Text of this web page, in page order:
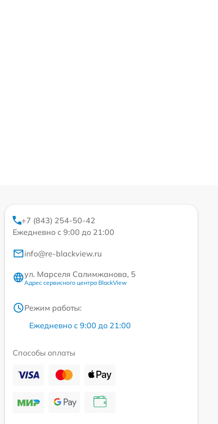
+7 (843) 254-50-42
Ежедневно с 9:00 до 21:00
info@re-blackview.ru
ул. Марселя Салимжанова, 5
Адрес сервисного центра BlackView
Режим работы:
Ежедневно с 9:00 до 21:00
Способы оплаты